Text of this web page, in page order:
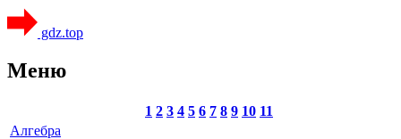
gdz.top
Меню
1 2 3 4 5 6 7 8 9 10 11
Алгебра